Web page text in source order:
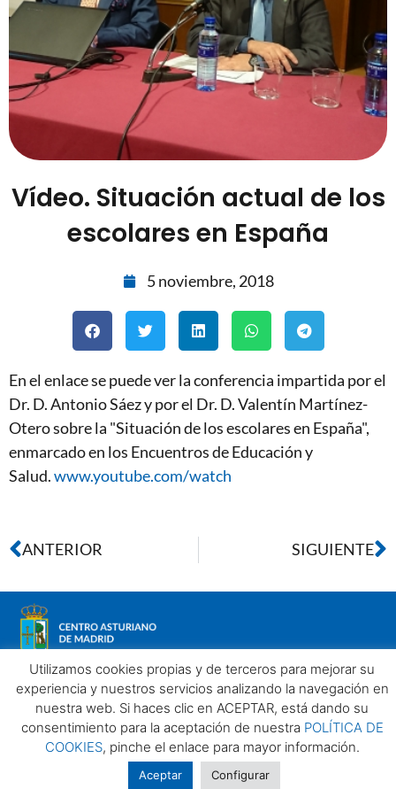
Vídeo. Situación actual de los
escolares en España
5 noviembre, 2018
En el enlace se puede ver la conferencia impartida por el
Dr. D. Antonio Sáez y por el Dr. D. Valentín Martínez-
Otero sobre la "Situación de los escolares en España",
enmarcado en los Encuentros de Educación y
Salud.www.youtube.com/watch
ANTERIOR SIGUIENTE
Aviso legalPolítica de privacidadPolítica de Cookies
Centro Asturiano de Madrid. Todos los derechos reservados
2025©
Utilizamos cookies propias y de terceros para mejorar su
experiencia y nuestros servicios analizando la navegación en
nuestra web. Si haces clic en ACEPTAR, está dando su
consentimiento para la aceptación de nuestra POLÍTICA DE
COOKIES, pinche el enlace para mayor información.
Aceptar Configurar